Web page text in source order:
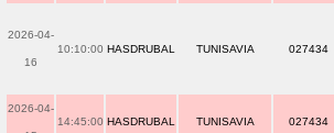
2026-04-
16
10:10:00 HASDRUBAL TUNISAVIA 027434
2026-04-
14:45:00 HASDRUBAL TUNISAVIA 027434